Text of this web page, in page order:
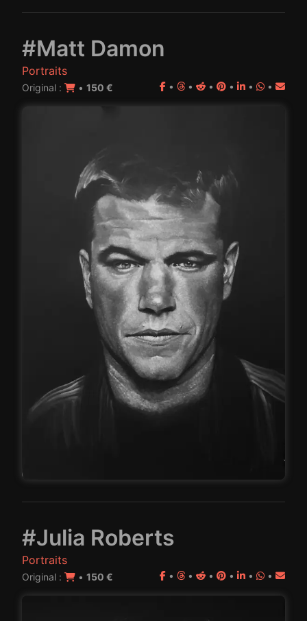
#Matt Damon
Portraits
Original : • 150 € • • • • • •
#Julia Roberts
Portraits
Original : • 150 € • • • • • •